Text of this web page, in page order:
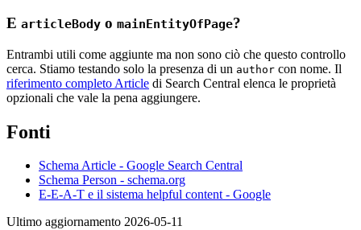
E articleBody o mainEntityOfPage?
Entrambi utili come aggiunte ma non sono ciò che questo controllo
cerca. Stiamo testando solo la presenza di un author con nome. Il
riferimento completo Article di Search Central elenca le proprietà
opzionali che vale la pena aggiungere.
Fonti
Schema Article - Google Search Central
Schema Person - schema.org
E-E-A-T e il sistema helpful content - Google
Ultimo aggiornamento 2026-05-11